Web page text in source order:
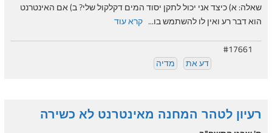
שאלה: א) כיצד אני יכול לתקן יסוד המים דקלקול שלי? ב) אם האינטרנט
הוא דבר רע ואין לו להשתמש בו... קרא עוד
#17661
דע את
מדיה
רעיון לטהר המחנה מאינטרנט לא כשירה